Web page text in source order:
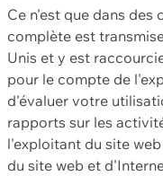
Ce n'est que dans des
complète est
Unis et y est
pour le compte de
d'évaluer votre
rapports sur les
l'exploitant du site
du site web et